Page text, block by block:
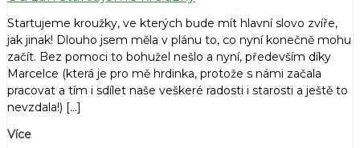
Startujeme kroužky, ve kterých bude mít hlavní slovo zvíře,
jak jinak! Dlouho jsem měla v plánu to, co nyní konečně mohu
začít. Bez pomoci to bohužel nešlo a nyní, především díky
Marcelce (která je pro mě hrdinka, protože s námi začala
pracovat a tím i sdílet naše veškeré radosti i starosti a ještě to
nevzdala!) […]
Více